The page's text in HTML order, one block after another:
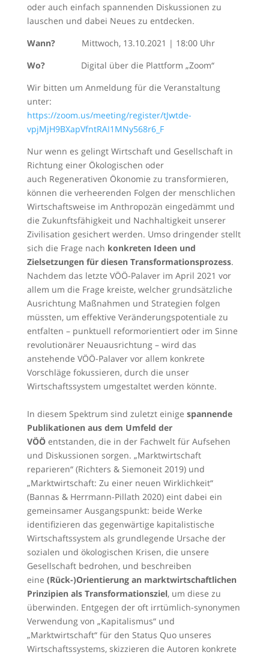
oder auch einfach spannenden Diskussionen zu
lauschen und dabei Neues zu entdecken.
Wann?Mittwoch, 13.10.2021 | 18:00 Uhr
Wo?Digital über die Plattform „Zoom“
Wir bitten um Anmeldung für die Veranstaltung
unter:
https://zoom.us/meeting/register/tJwtde-
vpjMjH9BXapVfntRAI1MNy568r6_F
Nur wenn es gelingt Wirtschaft und Gesellschaft in
Richtung einer Ökologischen oder
auch Regenerativen Ökonomie zu transformieren,
können die verheerenden Folgen der menschlichen
Wirtschaftsweise im Anthropozän eingedämmt und
die Zukunftsfähigkeit und Nachhaltigkeit unserer
Zivilisation gesichert werden. Umso dringender stellt
sich die Frage nach konkreten Ideen und
Zielsetzungen für diesen Transformationsprozess.
Nachdem das letzte VÖÖ-Palaver im April 2021 vor
allem um die Frage kreiste, welcher grundsätzliche
Ausrichtung Maßnahmen und Strategien folgen
müssten, um effektive Veränderungspotentiale zu
entfalten – punktuell reformorientiert oder im Sinne
revolutionärer Neuausrichtung – wird das
anstehende VÖÖ-Palaver vor allem konkrete
Vorschläge fokussieren, durch die unser
Wirtschaftssystem umgestaltet werden könnte.
In diesem Spektrum sind zuletzt einige spannende
Publikationen aus dem Umfeld der
VÖÖentstanden, die in der Fachwelt für Aufsehen
und Diskussionen sorgen. „Marktwirtschaft
reparieren“ (Richters & Siemoneit 2019) und
„Marktwirtschaft: Zu einer neuen Wirklichkeit“
(Bannas & Herrmann-Pillath 2020) eint dabei ein
gemeinsamer Ausgangspunkt: beide Werke
identifizieren das gegenwärtige kapitalistische
Wirtschaftssystem als grundlegende Ursache der
sozialen und ökologischen Krisen, die unsere
Gesellschaft bedrohen, und beschreiben
eine (Rück-)Orientierung an marktwirtschaftlichen
Prinzipien als Transformationsziel, um diese zu
überwinden. Entgegen der oft irrtümlich-synonymen
Verwendung von „Kapitalismus“ und
„Marktwirtschaft“ für den Status Quo unseres
Wirtschaftssystems, skizzieren die Autoren konkrete